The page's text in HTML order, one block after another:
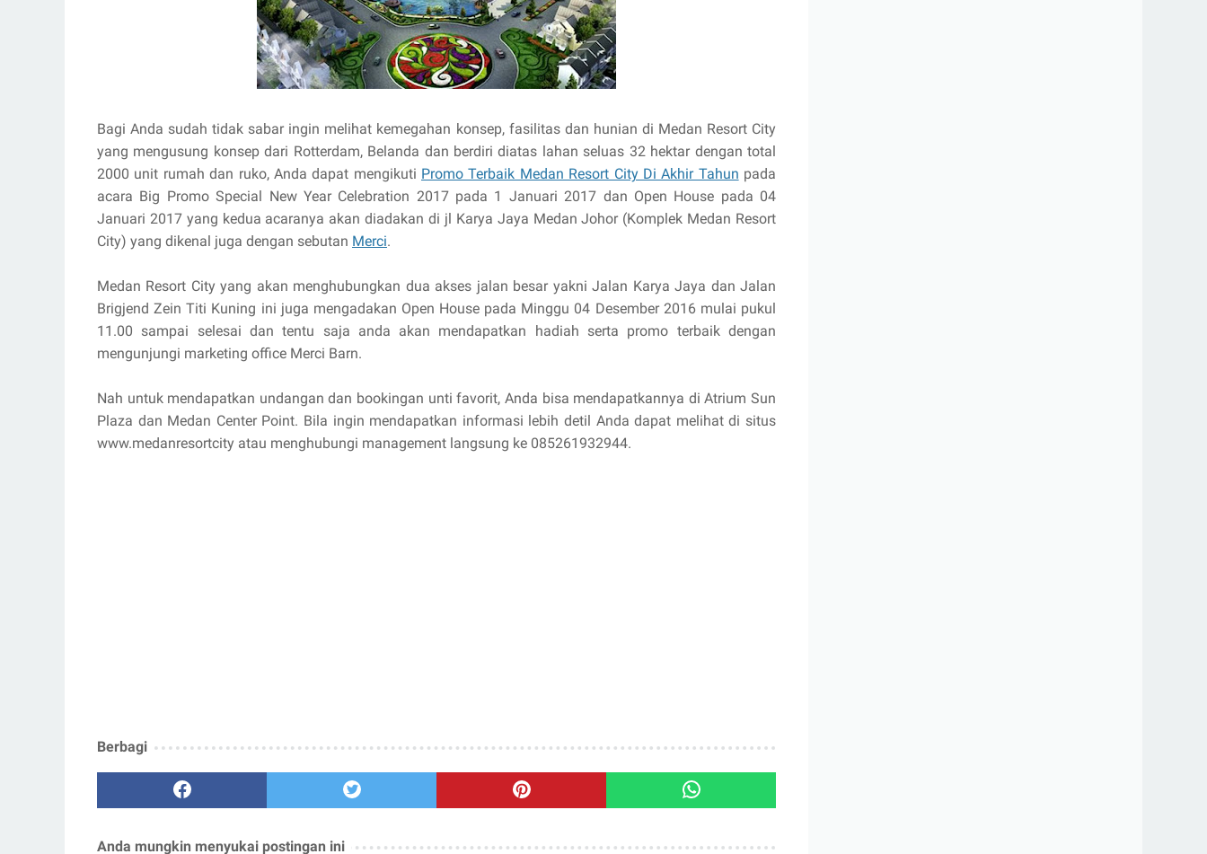
Bagi Anda sudah tidak sabar ingin melihat kemegahan konsep, fasilitas dan hunian di Medan Resort City
yang mengusung konsep dari Rotterdam, Belanda dan berdiri diatas lahan seluas 32 hektar dengan total
2000 unit rumah dan ruko, Anda dapat mengikuti Promo Terbaik Medan Resort City Di Akhir Tahun pada
acara Big Promo Special New Year Celebration 2017 pada 1 Januari 2017 dan Open House pada 04
Januari 2017 yang kedua acaranya akan diadakan di jl Karya Jaya Medan Johor (Komplek Medan Resort
City) yang dikenal juga dengan sebutan Merci.
Medan Resort City yang akan menghubungkan dua akses jalan besar yakni Jalan Karya Jaya dan Jalan
Brigjend Zein Titi Kuning ini juga mengadakan Open House pada Minggu 04 Desember 2016 mulai pukul
11.00 sampai selesai dan tentu saja anda akan mendapatkan hadiah serta promo terbaik dengan
mengunjungi marketing office Merci Barn.
Nah untuk mendapatkan undangan dan bookingan unti favorit, Anda bisa mendapatkannya di Atrium Sun
Plaza dan Medan Center Point. Bila ingin mendapatkan informasi lebih detil Anda dapat melihat di situs
www.medanresortcity atau menghubungi management langsung ke 085261932944.
Berbagi
Anda mungkin menyukai postingan ini